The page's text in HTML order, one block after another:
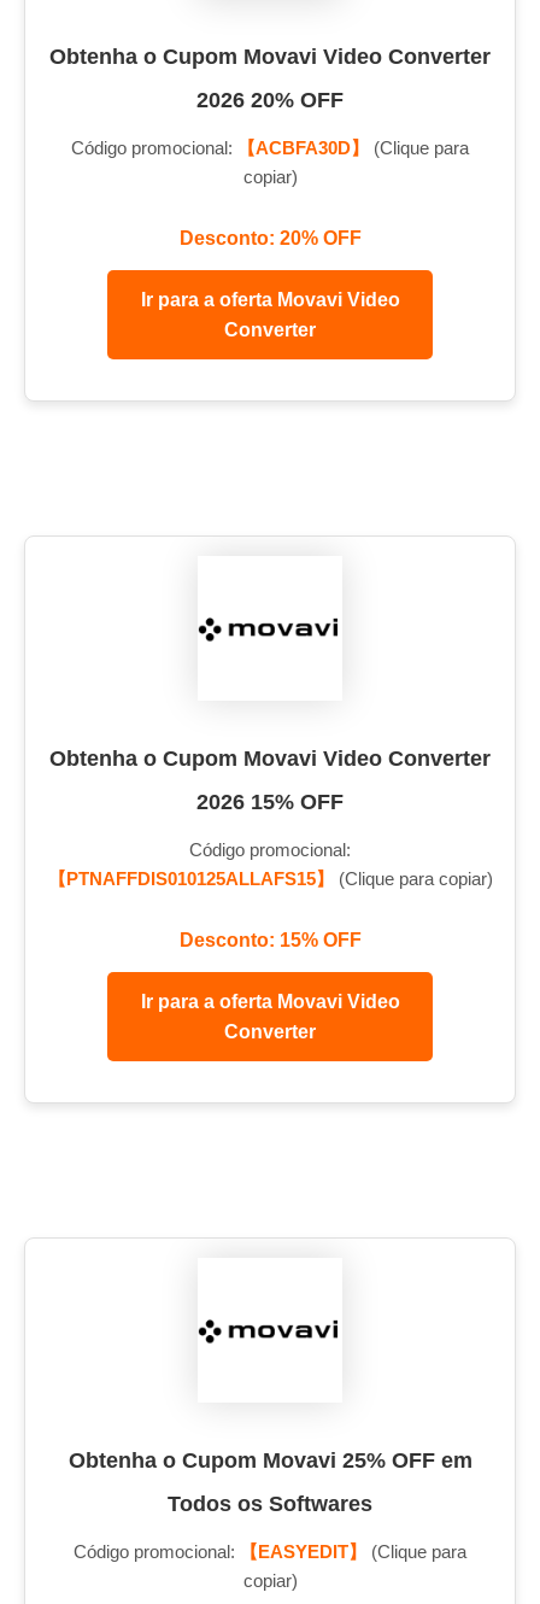
Obtenha o Cupom Movavi Video Converter
2026 20% OFF
Código promocional: 【ACBFA30D】
(Clique para
copiar)
Desconto: 20% OFF
Ir para a oferta Movavi Video
Converter
Obtenha o Cupom Movavi Video Converter
2026 15% OFF
Código promocional:
【PTNAFFDIS010125ALLAFS15】
(Clique para copiar)
Desconto: 15% OFF
Ir para a oferta Movavi Video
Converter
Obtenha o Cupom Movavi 25% OFF em
Todos os Softwares
Código promocional: 【EASYEDIT】
(Clique para
copiar)